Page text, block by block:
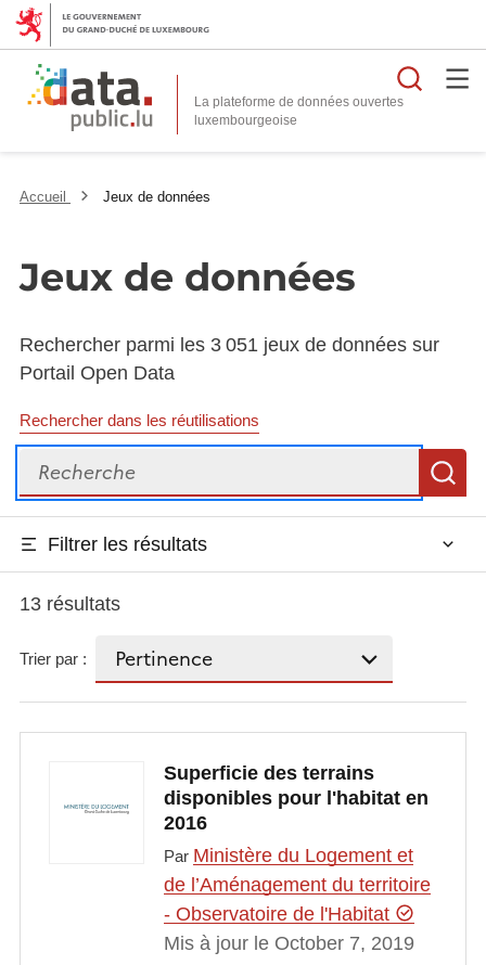
La plateforme de données ouvertes
Accueil Jeux de données
Jeux de données
Rechercher parmi les 3 051 jeux de données sur
Portail Open Data
Rechercher dans les réutilisations
Recherche
Filtrer les résultats
13 résultats
Trier par :
Superficie des terrains
disponibles pour l'habitat en
2016
Par Ministère du Logement et
de l’Aménagement du territoire
- Observatoire de l'Habitat
Mis à jour le October 7, 2019